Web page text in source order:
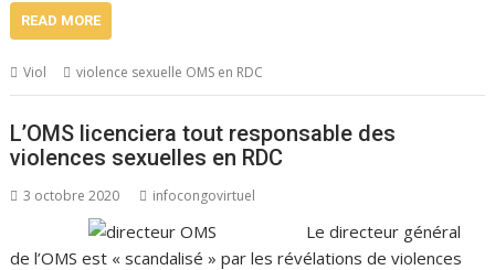
READ MORE
Viol violence sexuelle OMS en RDC
L’OMS licenciera tout responsable des
violences sexuelles en RDC
3 octobre 2020 infocongovirtuel
Le directeur général
de l’OMS est « scandalisé » par les révélations de violences